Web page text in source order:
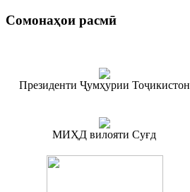
Сомонаҳои расмӣ
Президенти Ҷумҳурии Тоҷикистон
МИҲД вилояти Суғд